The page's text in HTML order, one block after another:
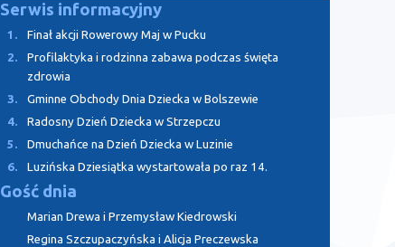
Serwis informacyjny
1.
Finał akcji Rowerowy Maj w Pucku
2.
Profilaktyka i rodzinna zabawa podczas święta
zdrowia
3.
Gminne Obchody Dnia Dziecka w Bolszewie
4.
Radosny Dzień Dziecka w Strzepczu
5.
Dmuchańce na Dzień Dziecka w Luzinie
6.
Luzińska Dziesiątka wystartowała po raz 14.
Gość dnia
Marian Drewa i Przemysław Kiedrowski
Regina Szczupaczyńska i Alicja Preczewska